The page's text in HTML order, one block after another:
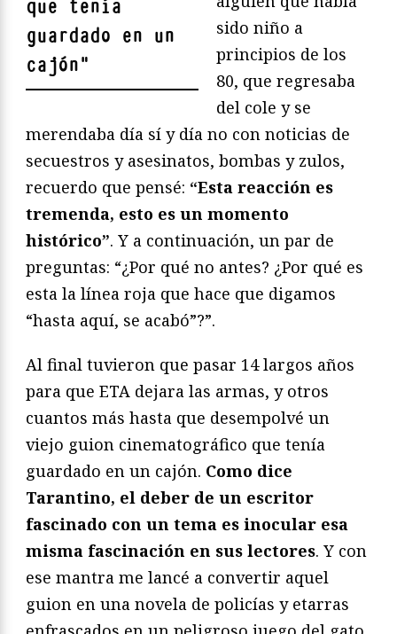
que tenía
guardado en un
cajón"
sido niño a
principios de los
80, que regresaba
del cole y se
merendaba día sí y día no con noticias de
secuestros y asesinatos, bombas y zulos,
recuerdo que pensé: “Esta reacción es
tremenda, esto es un momento
histórico”. Y a continuación, un par de
preguntas: “¿Por qué no antes? ¿Por qué es
esta la línea roja que hace que digamos
“hasta aquí, se acabó”?”.
Al final tuvieron que pasar 14 largos años
para que ETA dejara las armas, y otros
cuantos más hasta que desempolvé un
viejo guion cinematográfico que tenía
guardado en un cajón. Como dice
Tarantino, el deber de un escritor
fascinado con un tema es inocular esa
misma fascinación en sus lectores. Y con
ese mantra me lancé a convertir aquel
guion en una novela de policías y etarras